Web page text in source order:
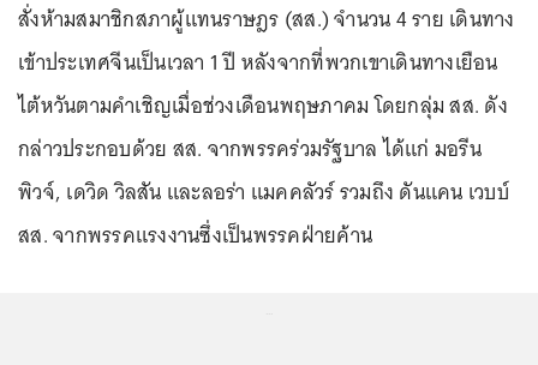
สั่งห้ามสมาชิกสภาผู้แทนราษฎร (สส.) จำนวน 4 ราย เดินทาง
เข้าประเทศจีนเป็นเวลา 1 ปี หลังจากที่พวกเขาเดินทางเยือน
ไต้หวันตามคำเชิญเมื่อช่วงเดือนพฤษภาคม โดยกลุ่ม สส. ดัง
กล่าวประกอบด้วย สส. จากพรรคร่วมรัฐบาล ได้แก่ มอรีน
พิวจ์, เดวิด วิลสัน และลอร่า แมคคลัวร์ รวมถึง ดันแคน เวบบ์
สส. จากพรรคแรงงานซึ่งเป็นพรรคฝ่ายค้าน